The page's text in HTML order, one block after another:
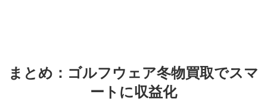
まとめ：ゴルフウェア冬物買取でスマ
ートに収益化